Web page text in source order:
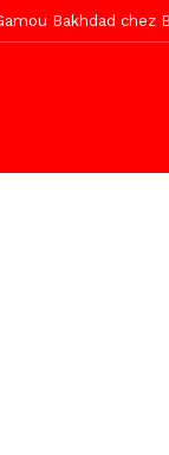
Serigne
L’hôpital Seydi
politique :
de Keur